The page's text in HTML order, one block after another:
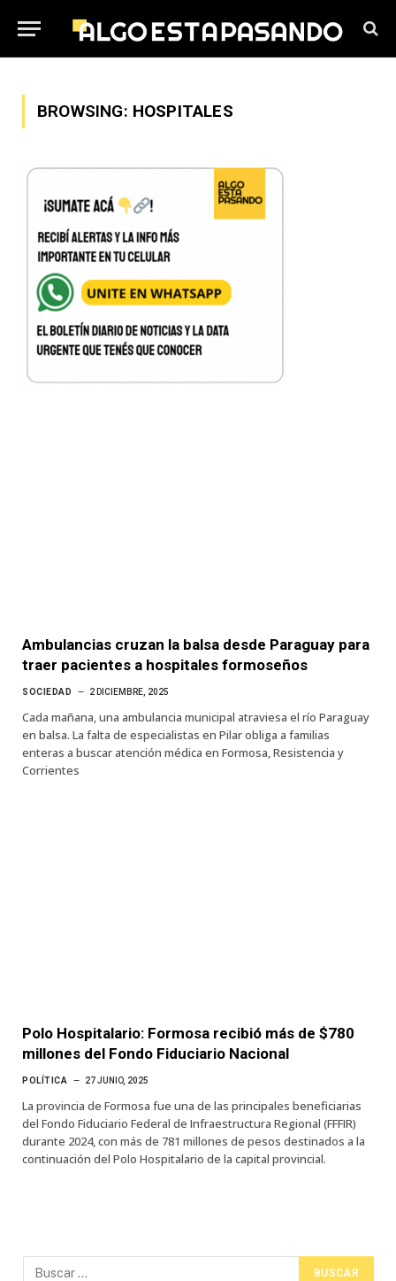
BROWSING: HOSPITALES
Ambulancias cruzan la balsa desde Paraguay para
traer pacientes a hospitales formoseños
SOCIEDAD 2 DICIEMBRE, 2025
Cada mañana, una ambulancia municipal atraviesa el río Paraguay
en balsa. La falta de especialistas en Pilar obliga a familias
enteras a buscar atención médica en Formosa, Resistencia y
Corrientes
Polo Hospitalario: Formosa recibió más de $780
millones del Fondo Fiduciario Nacional
POLÍTICA 27 JUNIO, 2025
La provincia de Formosa fue una de las principales beneficiarias
del Fondo Fiduciario Federal de Infraestructura Regional (FFFIR)
durante 2024, con más de 781 millones de pesos destinados a la
continuación del Polo Hospitalario de la capital provincial.